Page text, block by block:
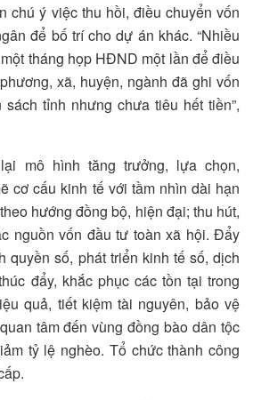
chú ý việc thu hồi, điều chuyển vốn
để bố trí cho dự án khác. “Nhiều
tháng họp HĐND một lần để điều
xã, huyện, ngành đã ghi vốn
tỉnh nhưng chưa tiêu hết tiền”,
mô hình tăng trưởng, lựa chọn,
cơ cấu kinh tế với tầm nhìn dài hạn
hướng đồng bộ, hiện đại; thu hút,
nguồn vốn đầu tư toàn xã hội. Đẩy
quyền số, phát triển kinh tế số, dịch
đẩy, khắc phục các tồn tại trong
quả, tiết kiệm tài nguyên, bảo vệ
tâm đến vùng đồng bào dân tộc
tỷ lệ nghèo. Tổ chức thành công